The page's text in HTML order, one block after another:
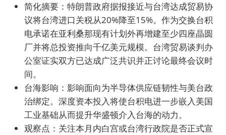
简化摘要：特朗普政府据报接近与台湾达成贸易协
议将台湾进口关税从20%降至15%。作为交换台积
电承诺在亚利桑那现有计划外再增建至少四座晶圆
厂并将总投资推向千亿美元规模。台湾贸易谈判办
公室证实双方已达成广泛共识并正讨论最终会议时
间。
台海影响：影响面向为半导体供应链韧性与美台政
治绑定。深度资本投入将使台积电进一步嵌入美国
工业基础从而提升华盛顿介入台海的动力。
观察点：关注本月内白宫或台湾行政院是否正式宣